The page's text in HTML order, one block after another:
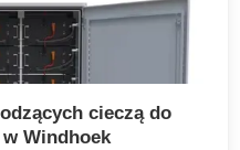
cieczą do
Windhoek